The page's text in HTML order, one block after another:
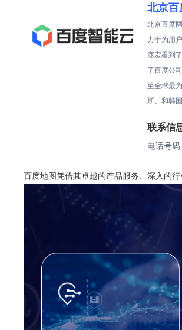
北京百
北京百度
力于为用
彦宏看到
了百度公
至全球最
斯、和韩
联系信
电话号码
百度地图凭借其卓越的产品服务、深入的